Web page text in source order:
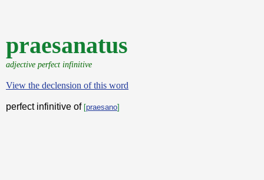
praesanatus
adjective perfect infinitive
View the declension of this word
perfect infinitive of [praesano]